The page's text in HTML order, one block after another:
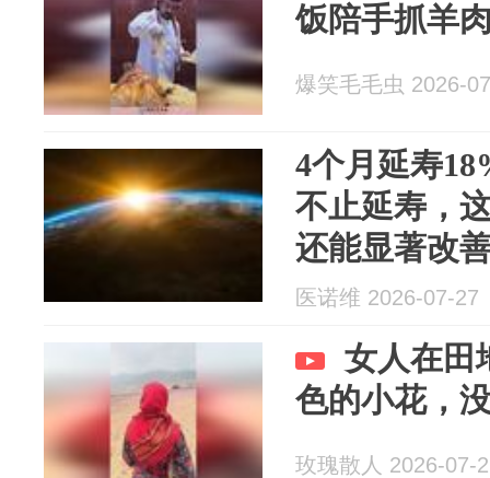
饭陪手抓羊
爆笑毛毛虫 2026-
4个月延寿
不止延寿，
还能显著改
医诺维 2026-07-27
女人在田
色的小花，
玫瑰散人 2026-07-